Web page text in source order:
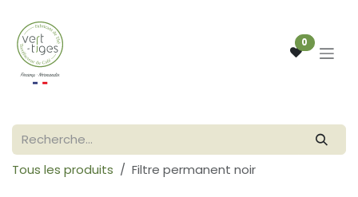
0
Tous les produits Filtre permanent noir